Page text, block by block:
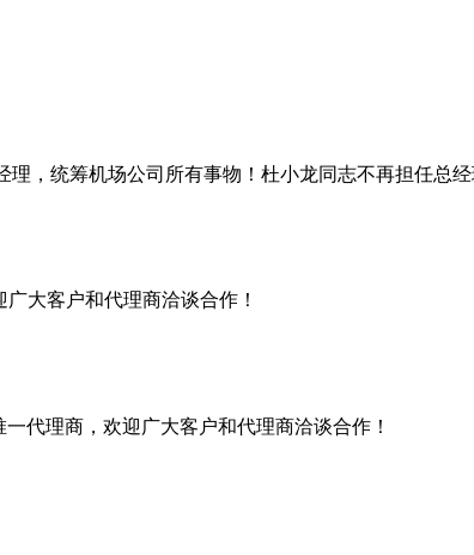
，统筹机场公司所有事物！杜小龙同志不再担任总
大客户和代理商洽谈合作！
代理商，欢迎广大客户和代理商洽谈合作！